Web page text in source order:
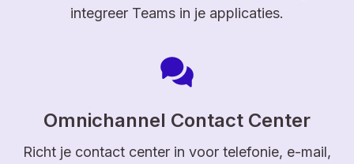
integreer Teams in je applicaties.
Omnichannel Contact Center
Richt je contact center in voor telefonie, e-mail,